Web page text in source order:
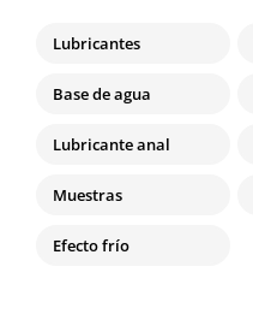
Lubricantes
Base de agua
Lubricante anal
Muestras
Efecto frío